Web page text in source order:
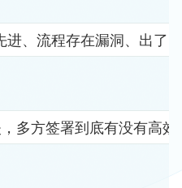
、流程存在漏洞、出了
多方签署到底有没有高